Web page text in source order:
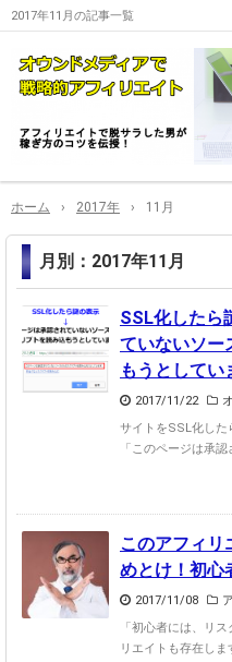
2017年11月の記事一覧
ホーム › 2017年 › 11月
月別：2017年11月
SSL化したら
ていないソー
もうとしてい
2017/11/22
サイトをSSL化した
「このページは承認
このアフィリ
めとけ！初心
2017/11/08
「初心者には、リ
リエイトも存在しま